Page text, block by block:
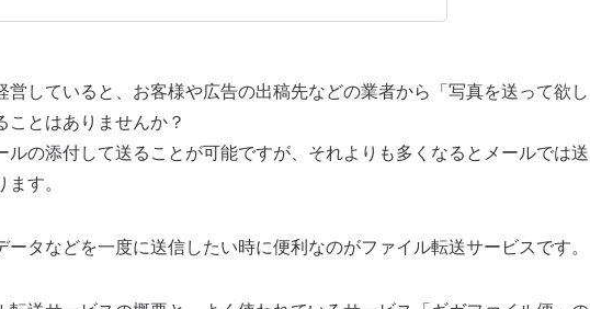
営していると、お客様や広告の出稿先などの業者から「写真を送って欲し
ことはありませんか？
ルの添付して送ることが可能ですが、それよりも多くなるとメールでは送
す。
タなどを一度に送信したい時に便利なのがファイル転送サービスです。